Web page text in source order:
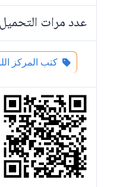
عدد مرات
كتب المركز